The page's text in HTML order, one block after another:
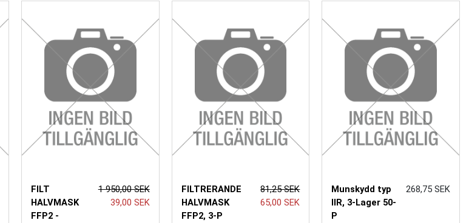
FILT
HALVMASK
FFP2 -
1 950,00 SEK
39,00 SEK
FILTRERANDE
HALVMASK
FFP2, 3-P
81,25 SEK
65,00 SEK
Munskydd typ
IIR, 3-Lager 50-
P
268,75 SEK